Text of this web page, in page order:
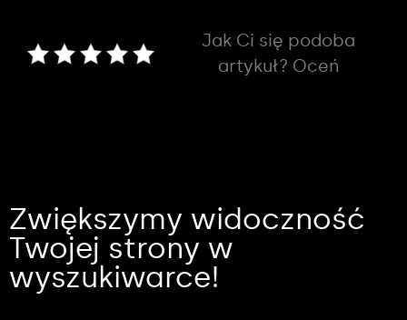
Jak Ci się podoba
artykuł? Oceń
Zwiększymy widoczność
Twojej strony w
wyszukiwarce!